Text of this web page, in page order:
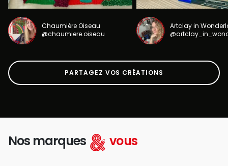
Chaumière Oiseau
@chaumiere.oiseau
Artclay in
PARTAGEZ VOS CRÉATIONS
Nos marques vous